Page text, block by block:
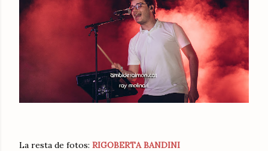
La resta de fotos: RIGOBERTA BANDINI